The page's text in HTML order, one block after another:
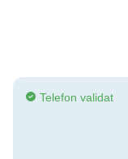
Telefon validat